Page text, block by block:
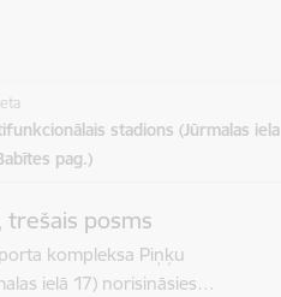
stadions (Jūrmalas iela
pag.)
trešais posms
kompleksa Piņķu
ielā 17) norisināsies…